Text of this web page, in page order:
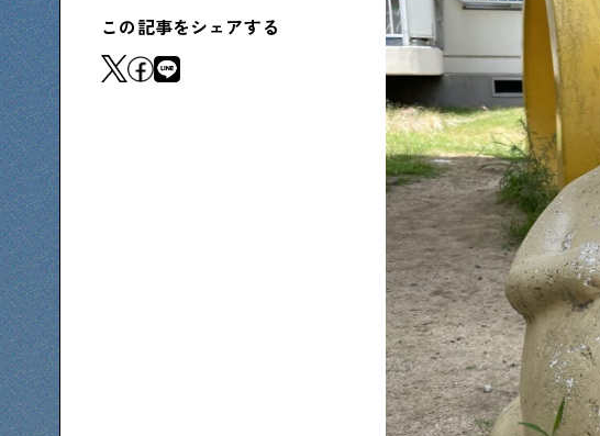
下町コラム
シタマチコウベについて 下町カレンダー 下町START UP
この記事をシェアする